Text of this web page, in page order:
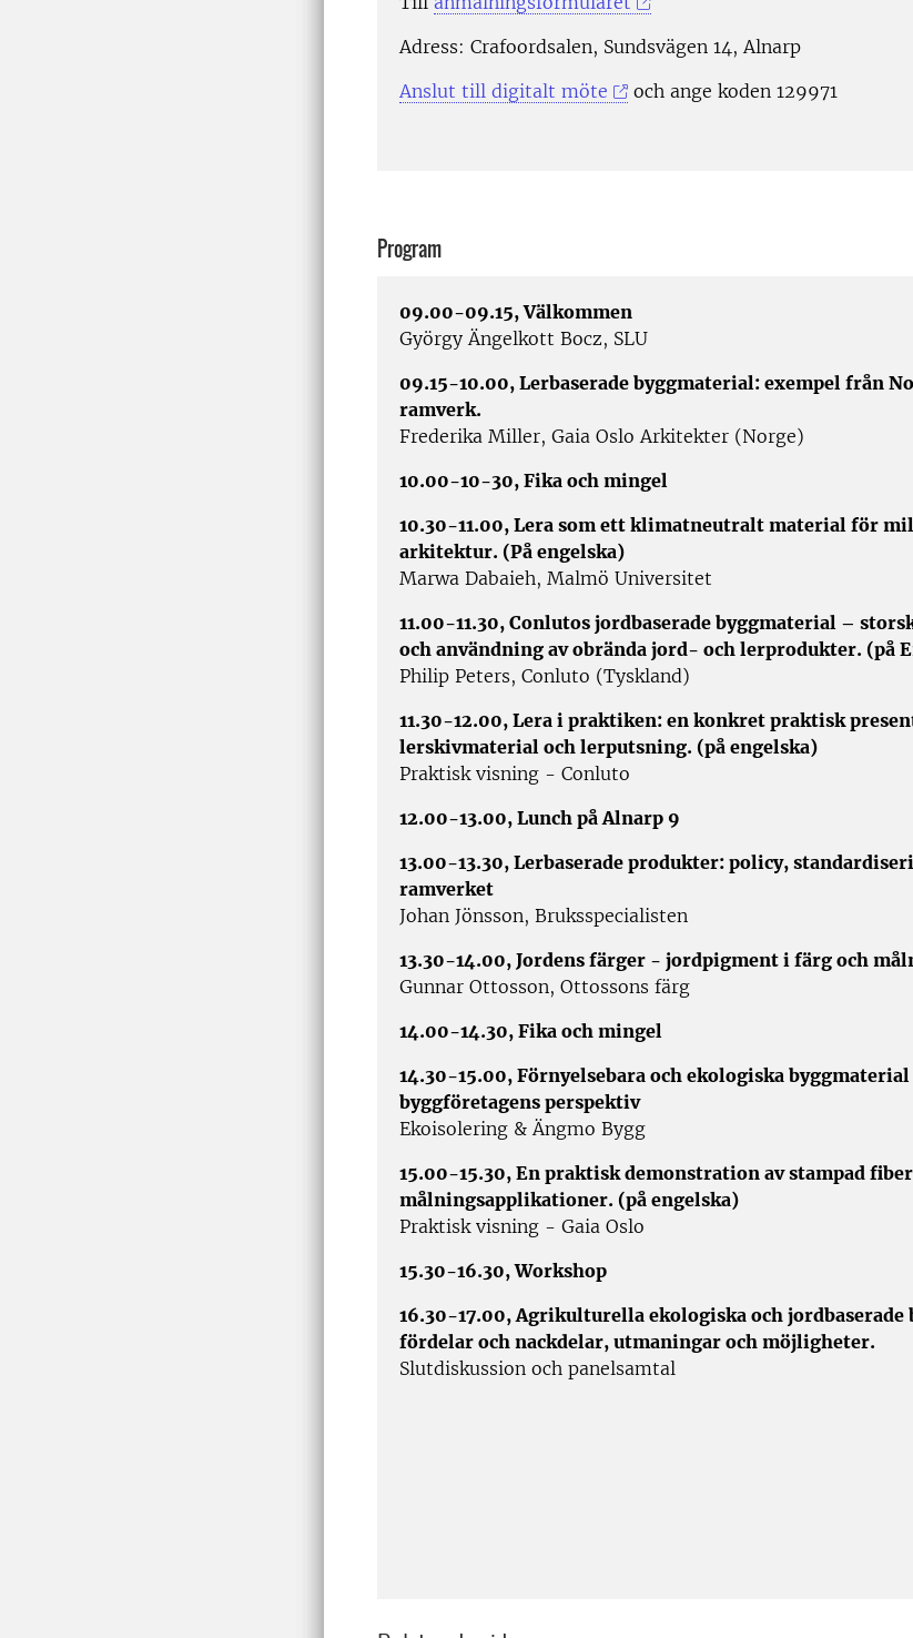
Adress: Crafoordsalen, Sundsvägen 14, Alnarp
Anslut till digitalt möte
och ange koden 129971
Program
09.00-09.15, Välkommen
György Ängelkott Bocz, SLU
09.15-10.00, Lerbaserade byggmaterial: exempel från
ramverk.
Frederika Miller, Gaia Oslo Arkitekter (Norge)
10.00-10-30, Fika och mingel
10.30-11.00, Lera som ett klimatneutralt material för
arkitektur. (På engelska)
Marwa Dabaieh, Malmö Universitet
11.00-11.30, Conlutos jordbaserade byggmaterial –
och användning av obrända jord- och lerprodukter. (på
Philip Peters, Conluto (Tyskland)
11.30-12.00, Lera i praktiken: en konkret praktisk
lerskivmaterial och lerputsning. (på engelska)
Praktisk visning - Conluto
12.00-13.00, Lunch på Alnarp 9
13.00-13.30, Lerbaserade produkter: policy,
ramverket
Johan Jönsson, Bruksspecialisten
13.30-14.00, Jordens färger - jordpigment i färg och
Gunnar Ottosson, Ottossons färg
14.00-14.30, Fika och mingel
14.30-15.00, Förnyelsebara och ekologiska
byggföretagens perspektiv
Ekoisolering & Ängmo Bygg
15.00-15.30, En praktisk demonstration av stampad
målningsapplikationer. (på engelska)
Praktisk visning - Gaia Oslo
15.30-16.30, Workshop
16.30-17.00, Agrikulturella ekologiska och jordbaserade
fördelar och nackdelar, utmaningar och möjligheter.
Slutdiskussion och panelsamtal